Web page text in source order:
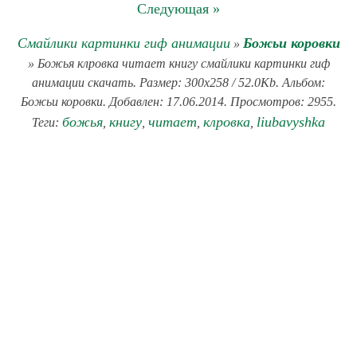
Следующая »
Смайлики картинки гиф анимации» Божьи коровки
» Божья клровка читает книгу смайлики картинки гиф
анимации скачать. Размер: 300x258 / 52.0Kb. Альбом:
Божьи коровки. Добавлен: 17.06.2014. Просмотров: 2955.
Теги: божья книгу читает клровка liubavyshka